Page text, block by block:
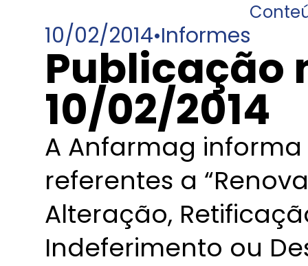
10/02/2014•Informes
Publicação
10/02/2014
A Anfarmag
referentes a
Alteração,
Indeferimento ou